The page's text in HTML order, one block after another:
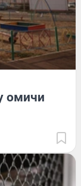
омичи